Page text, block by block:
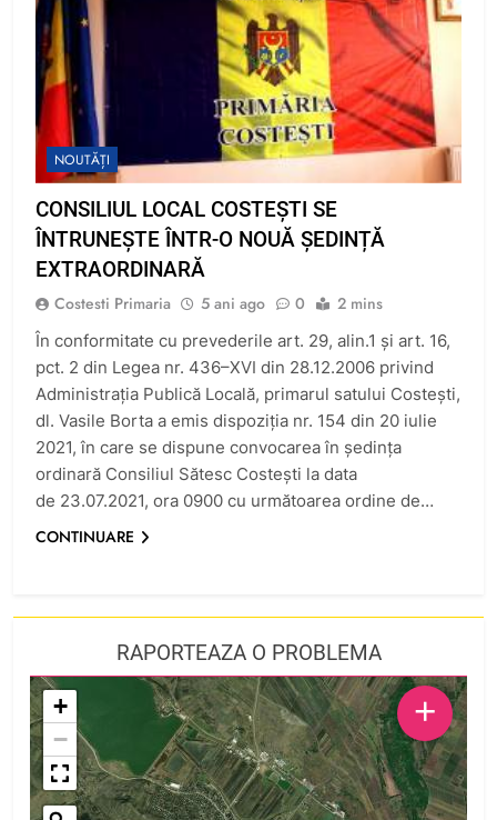
NOUTĂȚI
CONSILIUL LOCAL COSTEȘTI SE
ÎNTRUNEȘTE ÎNTR-O NOUĂ ȘEDINȚĂ
EXTRAORDINARĂ
Costesti Primaria 5 ani ago 0 2 mins
În conformitate cu prevederile art. 29, alin.1 şi art. 16,
pct. 2 din Legea nr. 436–XVI din 28.12.2006 privind
Administraţia Publică Locală, primarul satului Costeşti,
dl. Vasile Borta a emis dispoziţia nr. 154 din 20 iulie
2021, în care se dispune convocarea în ședința
ordinară Consiliul Sătesc Costești la data
de 23.07.2021, ora 0900 cu următoarea ordine de…
CONTINUARE
RAPORTEAZA O PROBLEMA
+
−
+